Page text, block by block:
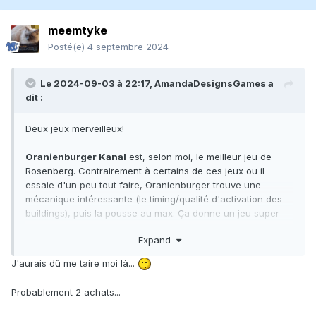
meemtyke
Posté(e) 4 septembre 2024
Le 2024-09-03 à 22:17, AmandaDesignsGames a
dit :
Deux jeux merveilleux!
Oranienburger Kanal est, selon moi, le meilleur jeu de
Rosenberg. Contrairement à certains de ces jeux ou il
essaie d'un peu tout faire, Oranienburger trouve une
mécanique intéressante (le timing/qualité d'activation des
buildings), puis la pousse au max. Ça donne un jeu super
le VCPM du worker placement extra tight. Ajoute à ça la
variabilité absurde (6 decks complètement uniques,
approchant le puzzle avec des angles un peu différent, et
partie), et ça en fait un jeu que je me tanne pas de
Expand
J'aurais dû me taire moi là...
Probablement 2 achats...